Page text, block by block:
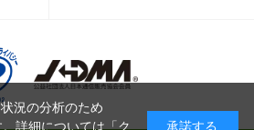
況の分析のため
詳細については「ク 承諾する